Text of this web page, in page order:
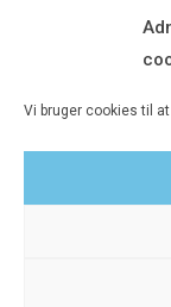
Vi bruger cookies til
Tlf 8680